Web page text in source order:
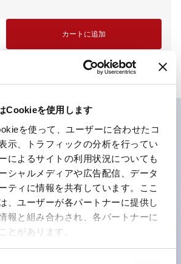
Cookieを使用します
を使って、ユーザーに合わせたコ
示、トラフィックの分析を行ってい
によるサイトの利用状況についても
シャルメディアや広告配信、データ
ティに情報を共有しています。ここ
、ユーザーが各パートナーに提供し
報と組み合わされ、各パートナーに
とがあります。
カートに追加
を上下左右に頻繁に方向転換させると
つ自由自在にコントロールすることが
は用途に合わせて組み合わせ自由
タ位置でロックできるインタロック付